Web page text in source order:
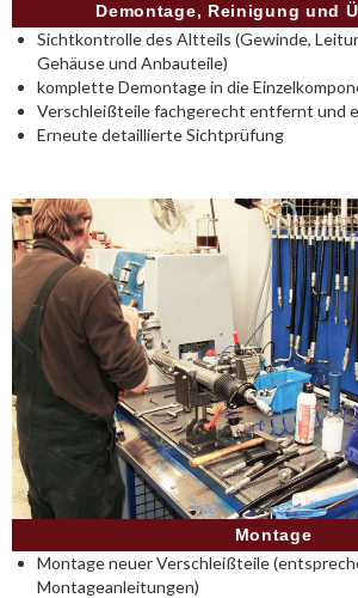
Demontage, Reinigung und
Sichtkontrolle des Altteils (Gewinde,
Gehäuse und Anbauteile)
komplette Demontage in die
Verschleißteile fachgerecht entfernt und
Erneute detaillierte Sichtprüfung
Montage
Montage neuer Verschleißteile
Montageanleitungen)